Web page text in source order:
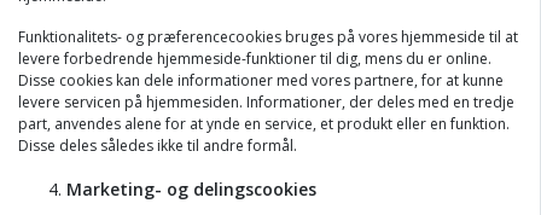
Funktionalitets- og præferencecookies bruges på vores hjemmeside til at
levere forbedrende hjemmeside-funktioner til dig, mens du er online.
Disse cookies kan dele informationer med vores partnere, for at kunne
levere servicen på hjemmesiden. Informationer, der deles med en tredje
part, anvendes alene for at ynde en service, et produkt eller en funktion.
Disse deles således ikke til andre formål.
Marketing- og delingscookies